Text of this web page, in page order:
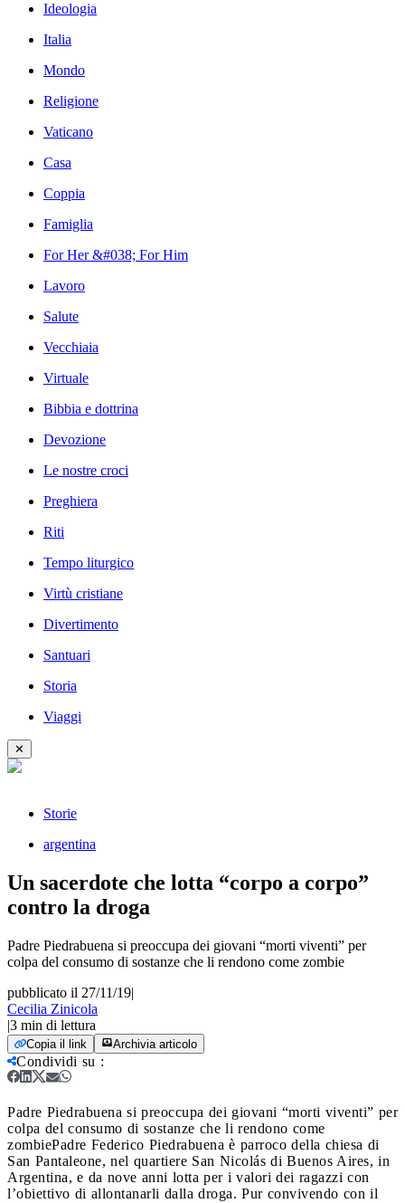
Ideologia
Italia
Mondo
Religione
Vaticano
Casa
Coppia
Famiglia
For Her &#038; For Him
Lavoro
Salute
Vecchiaia
Virtuale
Bibbia e dottrina
Devozione
Le nostre croci
Preghiera
Riti
Tempo liturgico
Virtù cristiane
Divertimento
Santuari
Storia
Viaggi
✕
Storie
argentina
Un sacerdote che lotta “corpo a corpo”
contro la droga
Padre Piedrabuena si preoccupa dei giovani “morti viventi” per
colpa del consumo di sostanze che li rendono come zombie
pubblicato il 27/11/19|
Cecilia Zinicola
|3 min di lettura
Copia il link Archivia articolo
Condividi su :
Padre Piedrabuena si preoccupa dei giovani “morti viventi” per
colpa del consumo di sostanze che li rendono come
zombiePadre Federico Piedrabuena è parroco della chiesa di
San Pantaleone, nel quartiere San Nicolás di Buenos Aires, in
Argentina, e da nove anni lotta per i valori dei ragazzi con
l’obiettivo di allontanarli dalla droga. Pur convivendo con il